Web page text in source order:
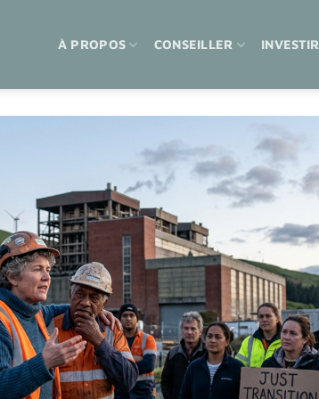
À PROPOS CONSEILLER INVESTIR